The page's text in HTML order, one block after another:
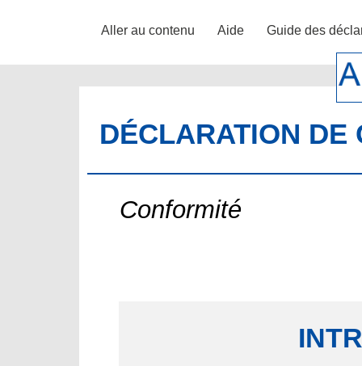
Aller au contenu Aide Guide des
DÉCLARATION DE
Conformité